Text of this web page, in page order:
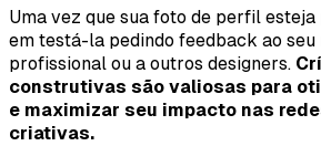
Uma vez que sua foto de perfil esteja
em testá-la pedindo feedback ao
profissional ou a outros designers.
construtivas são valiosas para
e maximizar seu impacto nas
criativas.